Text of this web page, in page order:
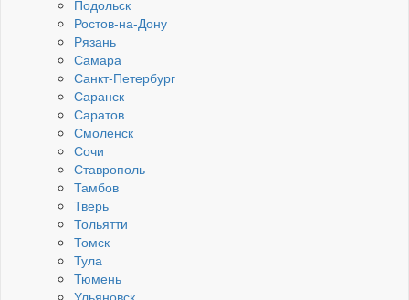
Подольск
Ростов-на-Дону
Рязань
Самара
Санкт-Петербург
Саранск
Саратов
Смоленск
Сочи
Ставрополь
Тамбов
Тверь
Тольятти
Томск
Тула
Тюмень
Ульяновск